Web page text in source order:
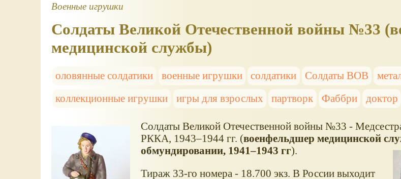
Военные игрушки
Солдаты Великой Отечественной войны №33
медицинской службы)
оловянные солдатики военные игрушки солдатики Солдаты ВОВ
коллекционные игрушки
игры для взрослых партворк Фаббри доктор
Солдаты Великой Отечественной войны №33 -
РККА, 1943–1944 гг. (военфельдшер медицинской
обмундировании, 1941–1943 гг).
Тираж 33-го номера - 18.700 экз. В России выходит